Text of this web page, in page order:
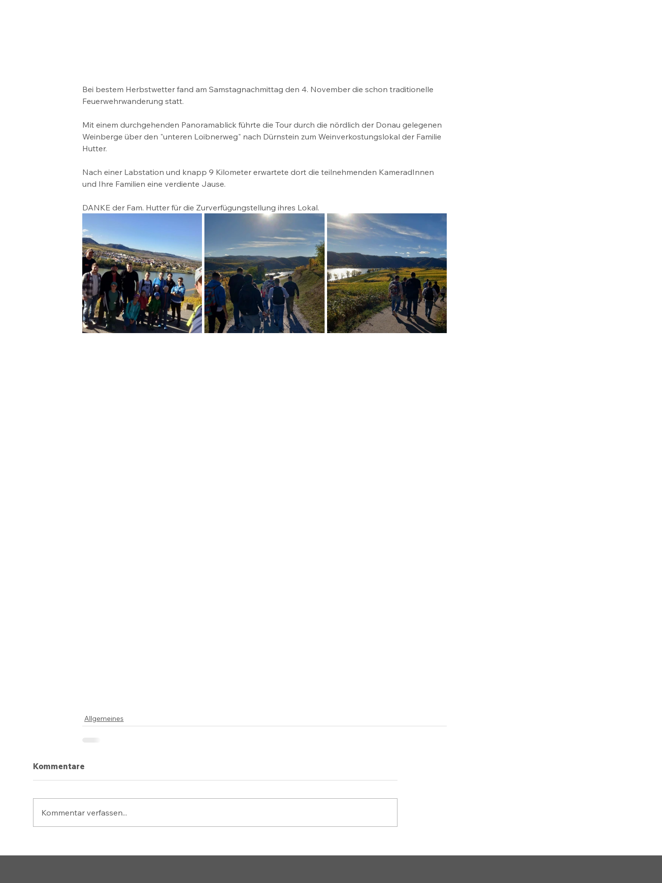
Bei bestem Herbstwetter fand am Samstagnachmittag den 4. November die schon traditionelle
Feuerwehrwanderung statt.
Mit einem durchgehenden Panoramablick führte die Tour durch die nördlich der Donau gelegenen
Weinberge über den "unteren Loibnerweg" nach Dürnstein zum Weinverkostungslokal der Familie
Hutter.
Nach einer Labstation und knapp 9 Kilometer erwartete dort die teilnehmenden KameradInnen
und Ihre Familien eine verdiente Jause.
DANKE der Fam. Hutter für die Zurverfügungstellung ihres Lokal.
Allgemeines
Kommentare
Kommentar verfassen...